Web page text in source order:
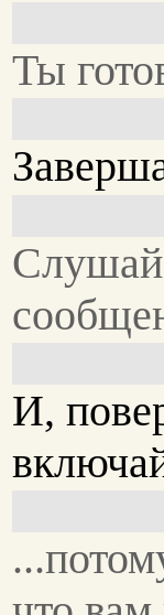
Ты
Слушай
И,